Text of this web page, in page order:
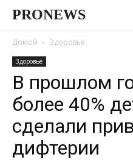
PRONEWS
Домой Здоровье
Здоровье
В прошлом
более 40%
сделали
дифтерии